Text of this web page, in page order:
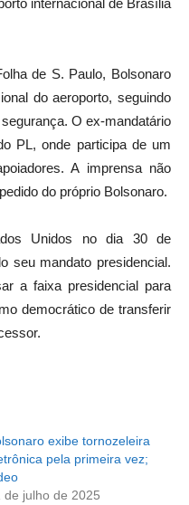
internacional de Brasília
de S. Paulo, Bolsonaro
do aeroporto, seguindo
O ex-mandatário
PL, onde participa de um
A imprensa não
do próprio Bolsonaro.
Unidos no dia 30 de
seu mandato presidencial.
a faixa presidencial para
democrático de transferir
exibe tornozeleira
pela primeira vez;
de julho de 2025